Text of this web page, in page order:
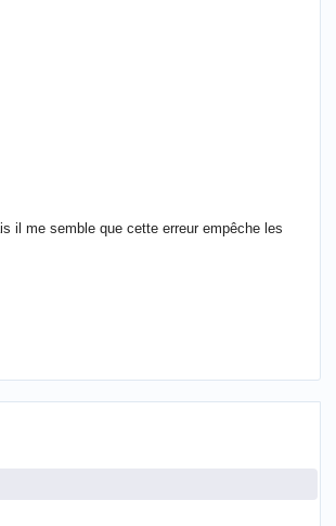
il me semble que cette erreur empêche les